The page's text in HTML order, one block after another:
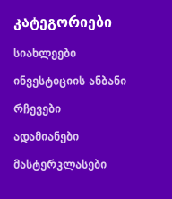
კატეგორიები
სიახლეები
ინვესტიციის ანბანი
რჩევები
ადამიანები
მასტერკლასები